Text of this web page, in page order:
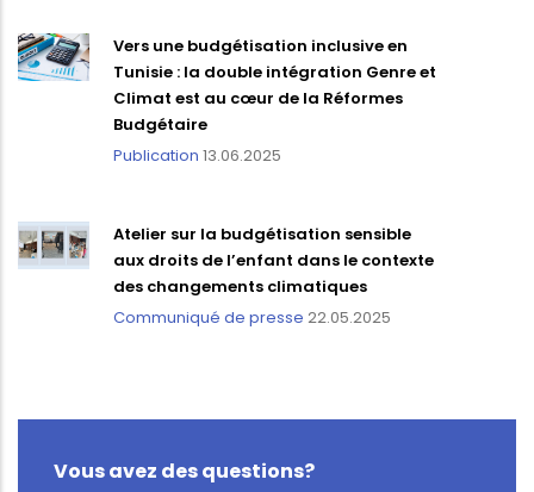
Vers une budgétisation inclusive en
Tunisie : la double intégration Genre et
Climat est au cœur de la Réformes
Budgétaire
Publication 13.06.2025
Atelier sur la budgétisation sensible
aux droits de l’enfant dans le contexte
des changements climatiques
Communiqué de presse 22.05.2025
Vous avez des questions?